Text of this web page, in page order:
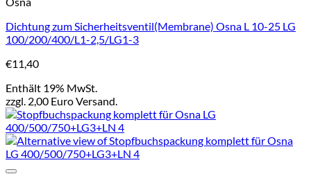
Dichtung zum Sicherheitsventil(Membrane) Osna L 10-25 LG
100/200/400/L1-2,5/LG1-3
€11,40
Enthält 19% MwSt.
zzgl. 2,00 Euro Versand.